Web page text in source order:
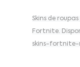
Skins de
Fortnite.
skins-fortnite-